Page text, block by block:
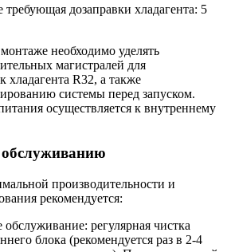
дозаправки хладагента: 5
необходимо уделять
магистралей для
хладагента R32, а также
системы перед запуском.
осуществляется к внутреннему
производительности и
рекомендуется:
обслуживание: регулярная чистка
блока (рекомендуется раз в 2-4